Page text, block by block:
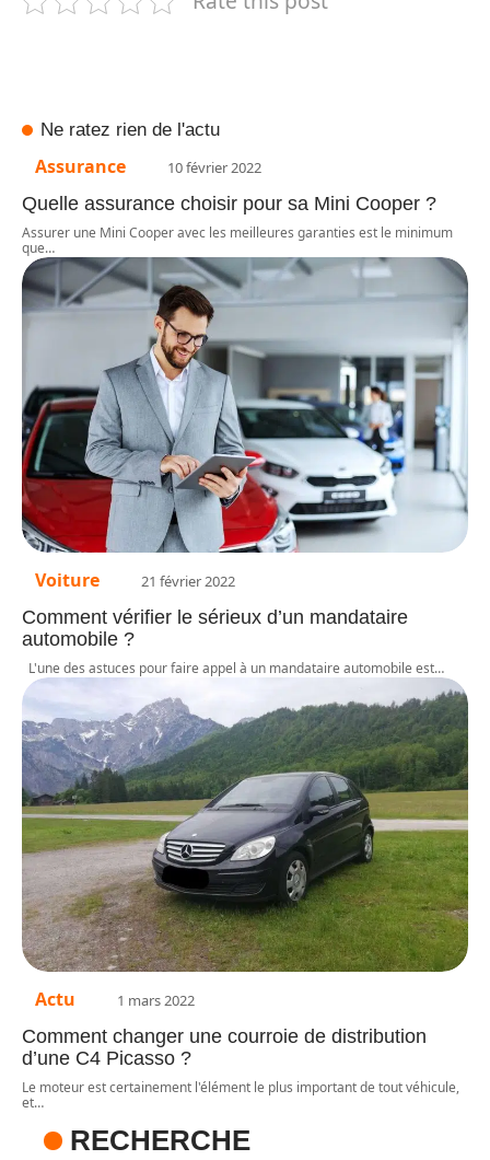
Ne ratez rien de l'actu
Assurance 10 février 2022
Quelle assurance choisir pour sa Mini Cooper ?
Assurer une Mini Cooper avec les meilleures garanties est le minimum
que…
Voiture 21 février 2022
Comment vérifier le sérieux d’un mandataire
automobile ?
L'une des astuces pour faire appel à un mandataire automobile est…
Actu 1 mars 2022
Comment changer une courroie de distribution
d’une C4 Picasso ?
Le moteur est certainement l'élément le plus important de tout véhicule,
et…
RECHERCHE